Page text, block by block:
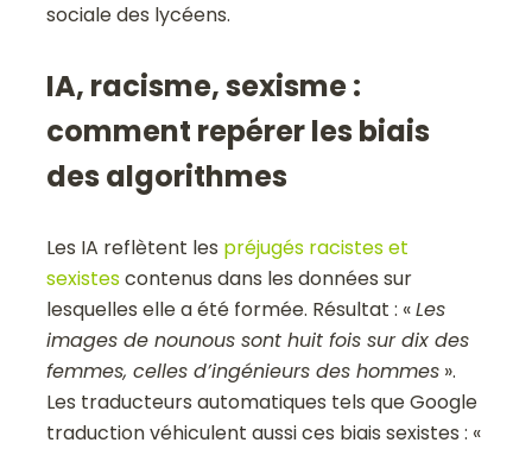
sociale des lycéens.
IA, racisme, sexisme :
comment repérer les biais
des algorithmes
Les IA reflètent les préjugés racistes et
sexistescontenus dans les données sur
lesquelles elle a été formée. Résultat : «Les
images de nounous sont huit fois sur dix des
femmes, celles d’ingénieurs des hommes ».
Les traducteurs automatiques tels queGoogle
traductionvéhiculent aussi ces biais sexistes : «